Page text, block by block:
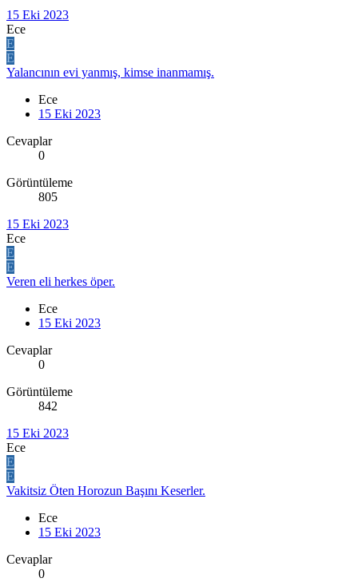
15 Eki 2023
Ece
E
E
Yalancının evi yanmış, kimse inanmamış.
Ece
15 Eki 2023
Cevaplar
0
Görüntüleme
805
15 Eki 2023
Ece
E
E
Veren eli herkes öper.
Ece
15 Eki 2023
Cevaplar
0
Görüntüleme
842
15 Eki 2023
Ece
E
E
Vakitsiz Öten Horozun Başını Keserler.
Ece
15 Eki 2023
Cevaplar
0